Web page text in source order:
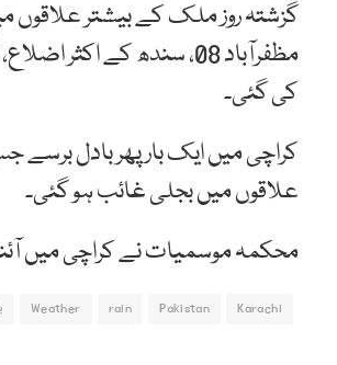
کی گئی۔
کراچی میں ایک بار پھر بادل
علاقوں میں بجلی غائب ہو گئی۔
محکمہ موسمیات نے کراچی میں
Karachi
Pakistan
rain
Weather